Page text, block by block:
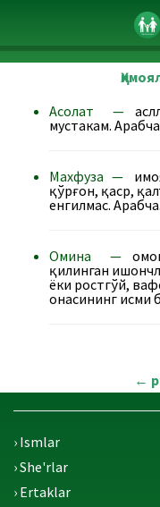
Асолат —
мустаҳкам.
Махфуза —
қўрғон, қаср,
енгилмас. Арабча.
Омина —
қилинган
ёки ростгўй,
онасининг исми
←
› Ismlar
› She'rlar
› Ertaklar